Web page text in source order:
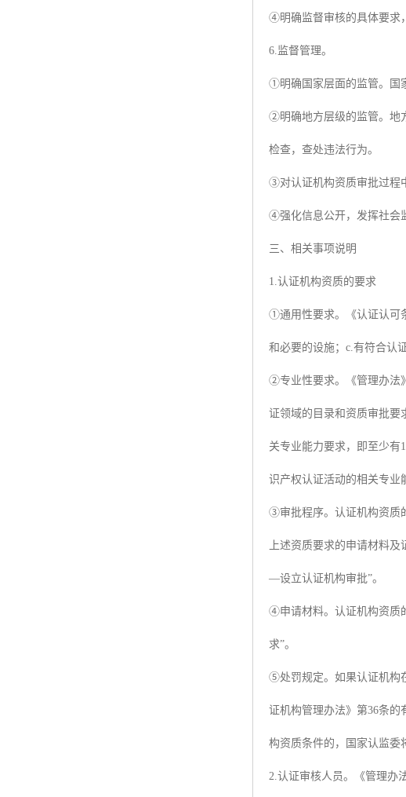
④明确监督审核的具体要求
6.监督管理。
①明确国家层面的监管。国
②明确地方层级的监管。地
检查，查处违法行为。
③对认证机构资质审批过程
④强化信息公开，发挥社会
三、相关事项说明
1.认证机构资质的要求
①通用性要求。《认证认可
和必要的设施；c.有符合认
②专业性要求。《管理办法
证领域的目录和资质审批要
关专业能力要求，即至少有
识产权认证活动的相关专业
③审批程序。认证机构资质
上述资质要求的申请材料
—设立认证机构审批”。
④申请材料。认证机构资质
求”。
⑤处罚规定。如果认证机构
证机构管理办法》第36条
构资质条件的，国家认监委
2.认证审核人员。《管理办